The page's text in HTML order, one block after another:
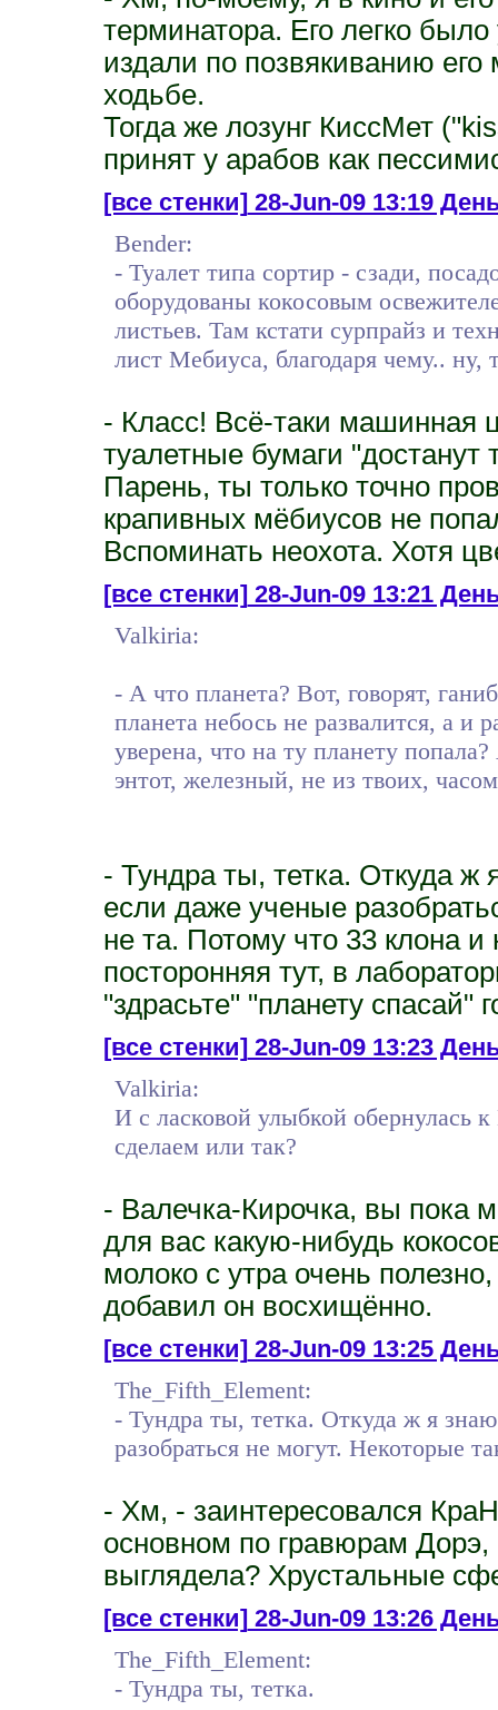
терминатора. Его легко
издали по позвякиванию
ходьбе.
Тогда же лозунг КиссМет
принят у арабов как
[все стенки]28-Jun-09 13:19
Bender:
- Туалет типа сортир - сзади,
оборудованы кокосовым
листьев. Там кстати сурпрайз и
лист Мебиуса, благодаря чему..
- Класс! Всё-таки машинная
туалетные бумаги
Парень, ты только точно
крапивных мёбиусов не
Вспоминать неохота. Хотя
[все стенки]28-Jun-09 13:21
Valkiria:
- А что планета? Вот, говорят,
планета небось не развалится, а и
уверена, что на ту планету
энтот, железный, не из твоих,
- Тундра ты, тетка. Откуда ж
если даже ученые
не та. Потому что 33 клона
посторонняя тут, в
"здрасьте" "планету спасай"
[все стенки]28-Jun-09 13:23
Valkiria:
И с ласковой улыбкой обернулась
сделаем или так?
- Валечка-Кирочка, вы пока
для вас какую-нибудь
молоко с утра очень
добавил он восхищённо.
[все стенки]28-Jun-09 13:25
The_Fifth_Element:
- Тундра ты, тетка. Откуда ж я
разобраться не могут. Некоторые
- Хм, - заинтересовался
основном по гравюрам Дорэ,
выглядела? Хрустальные
[все стенки]28-Jun-09 13:26
The_Fifth_Element:
- Тундра ты, тетка.